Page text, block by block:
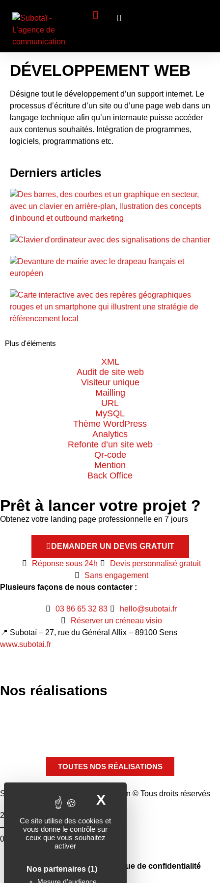
Ce site utilise des cookies et
vous donne le contrôle sur
ceux que vous souhaitez
activer
Nos partenaires (1)
X MASQUER LE
DÉVELOPPEMENT WEB
Désigne tout le développement d’un support internet. Le
processus d’écriture d’un site ou d’une page web dans un
langage technique afin qu’un internaute puisse accéder
aux contenus souhaités. Intégration de programmes,
logiciels, programmations etc.
Derniers articles
Plus d'éléments
XML
Audit de site web
Visiteur unique
Mailling
URL
MySQL
Thème WordPress
Analytics
Refonte d’un site web
Qr-code
Mention
Back Office
Prêt à lancer votre projet ?
Obtenez votre landing page professionnelle en 7 jours
DEMANDER UN DEVIS GRATUIT
Réponse sous 24h
Devis personnalisé gratuit
Sans engagement
Plusieurs façons de nous contacter :
03 86 65 32 83
hello@subotai.fr
Réserver un créneau visio
📍 Subotaï – 27, rue du Général Allix – 89100 Sens
www.subotai.fr
Nos réalisations
TOUTES NOS RÉALISATIONS
Subotaï | L’agence de communication © Tous droits réservés
27, rue du Général Allix 89100 Sens
–
03 86 65 32 83 – hello@subotai.fr
Mentions légales Politique de confidentialité